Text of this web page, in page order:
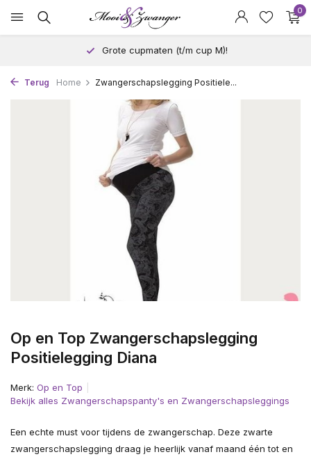
0
Grote cupmaten (t/m cup M)!
Terug Home Zwangerschapslegging Positiele...
Op en Top Zwangerschapslegging
Positielegging Diana
Merk: Op en Top
Bekijk alles Zwangerschapspanty's en Zwangerschapsleggings
Een echte must voor tijdens de zwangerschap. Deze zwarte
zwangerschapslegging draag je heerlijk vanaf maand één tot en